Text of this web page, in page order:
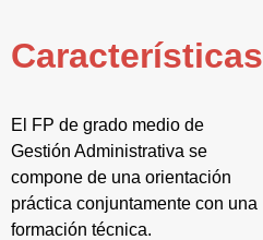
Características
El FP de grado medio de
Gestión Administrativa se
compone de una orientación
práctica conjuntamente con una
formación técnica.